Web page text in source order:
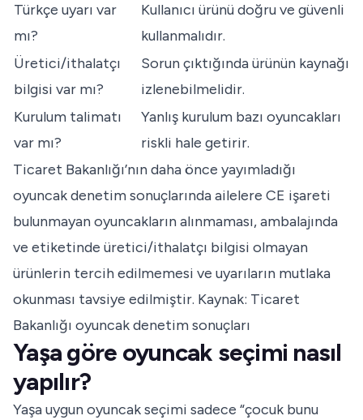
Türkçe uyarı var
mı?
Kullanıcı ürünü doğru ve güvenli
kullanmalıdır.
Üretici/ithalatçı
bilgisi var mı?
Sorun çıktığında ürünün kaynağı
izlenebilmelidir.
Kurulum talimatı
var mı?
Yanlış kurulum bazı oyuncakları
riskli hale getirir.
Ticaret Bakanlığı’nın daha önce yayımladığı
oyuncak denetim sonuçlarında ailelere CE işareti
bulunmayan oyuncakların alınmaması, ambalajında
ve etiketinde üretici/ithalatçı bilgisi olmayan
ürünlerin tercih edilmemesi ve uyarıların mutlaka
okunması tavsiye edilmiştir. Kaynak: Ticaret
Bakanlığı oyuncak denetim sonuçları
Yaşa göre oyuncak seçimi nasıl
yapılır?
Yaşa uygun oyuncak seçimi sadece “çocuk bunu